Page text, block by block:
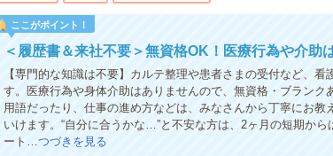
ここがポイント！
＜履歴書＆来社不要＞無資格OK！医療行為や介助
【専門的な知識は不要】カルテ整理や患者さまの受付など、
す。医療行為や身体介助はありませんので、無資格・ブランク
用語だったり、仕事の進め方などは、みなさんから丁寧にお
いけます。“自分に合うかな…”と不安な方は、2ヶ月の短期か
ート…つづきを見る